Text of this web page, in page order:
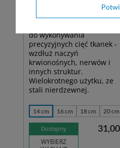
METZENBAUM - zagięte
do wykonywania
precyzyjnych cięć tkanek -
wzdłuż naczyń
krwionośnych, nerwów i
innych struktur.
Wielokrotnego użytku, ze
stali nierdzewnej.
14 cm 16 cm 18 cm 20 cm
Dostępny
WYBIERZ
31,00